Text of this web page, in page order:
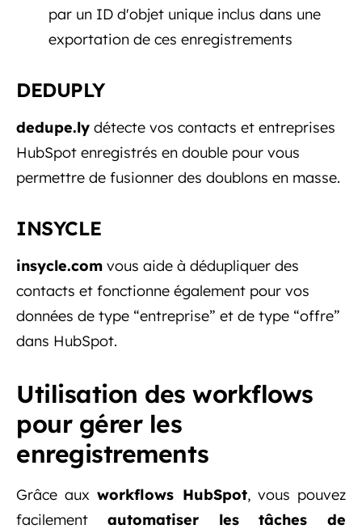
par un ID d'objet unique inclus dans une
exportation de ces enregistrements
DEDUPLY
dedupe.ly détecte vos contacts et entreprises
HubSpot enregistrés en double pour vous
permettre de fusionner des doublons en masse.
INSYCLE
insycle.com vous aide à dédupliquer des
contacts et fonctionne également pour vos
données de type “entreprise” et de type “offre”
dans HubSpot.
Utilisation des workflows
pour gérer les
enregistrements
Grâce auxworkflows HubSpot, vous pouvez
facilement automatiser les tâches de